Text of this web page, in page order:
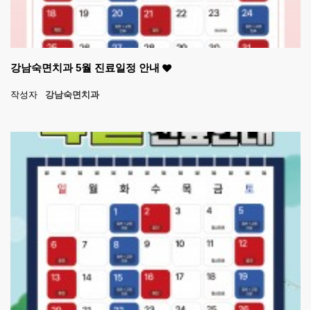
강남숙면치과 5월 진료일정 안내
작성자 강남숙면치과